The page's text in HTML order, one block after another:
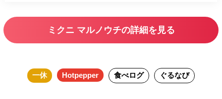
江戸東京野菜が融合した、ミクニフレン
チクリスマスディナーに、HANAHIRO
ネーションを眺めながら、優雅な夜をお
ミクニ マルノウチの詳細を見る
一休 Hotpepper 食べログ ぐるなび